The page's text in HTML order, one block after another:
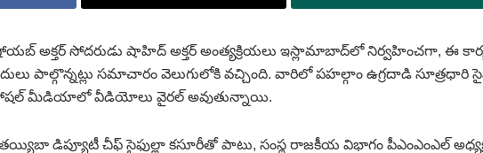
అక్తర్ సోదరుడు షాహిద్ అక్తర్ అంత్యక్రియలు ఇస్లామాబాద్‌లో నిర్వహించగా, ఈ
పాల్గొన్నట్లు సమాచారం వెలుగులోకి వచ్చింది. వారిలో పహల్గాం ఉగ్రదాడి సూత్రధారి
సోషల్ మీడియాలో వీడియోలు వైరల్ అవుతున్నాయి.
తయ్యిబా డిప్యూటీ చీఫ్ సైఫుల్లా కసూరీతో పాటు, సంస్థ రాజకీయ విభాగం పీఎంఎంఎల్